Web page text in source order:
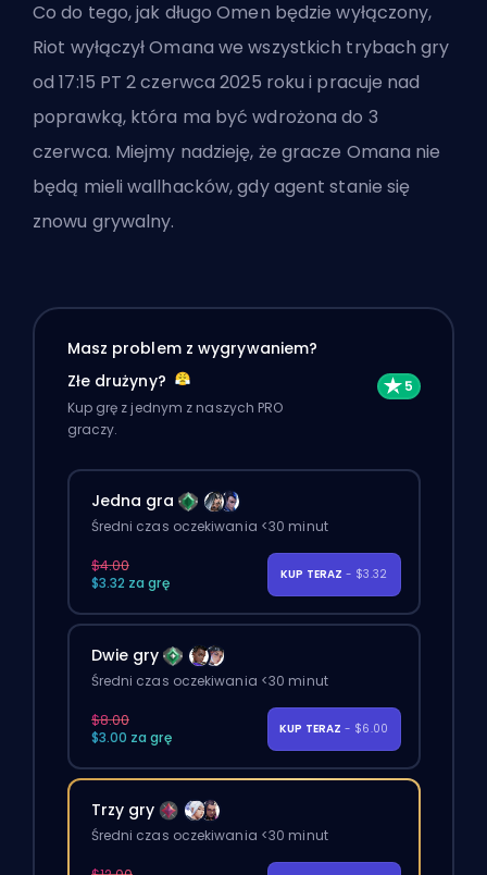
Co do tego, jak długo Omen będzie wyłączony,
Riot wyłączył Omana we wszystkich trybach gry
od 17:15 PT 2 czerwca 2025 roku i pracuje nad
poprawką, która ma być wdrożona do 3
czerwca. Miejmy nadzieję, że gracze Omana nie
będą mieli wallhacków, gdy agent stanie się
znowu grywalny.
Masz problem z wygrywaniem?
Złe drużyny?
Kup grę z jednym z naszych PRO
graczy.
Jedna gra
Średni czas oczekiwania <30 minut
$4.00
$3.32 za grę
KUP TERAZ - $3.32
Dwie gry
Średni czas oczekiwania <30 minut
$8.00
$3.00 za grę
KUP TERAZ - $6.00
Trzy gry
Średni czas oczekiwania <30 minut